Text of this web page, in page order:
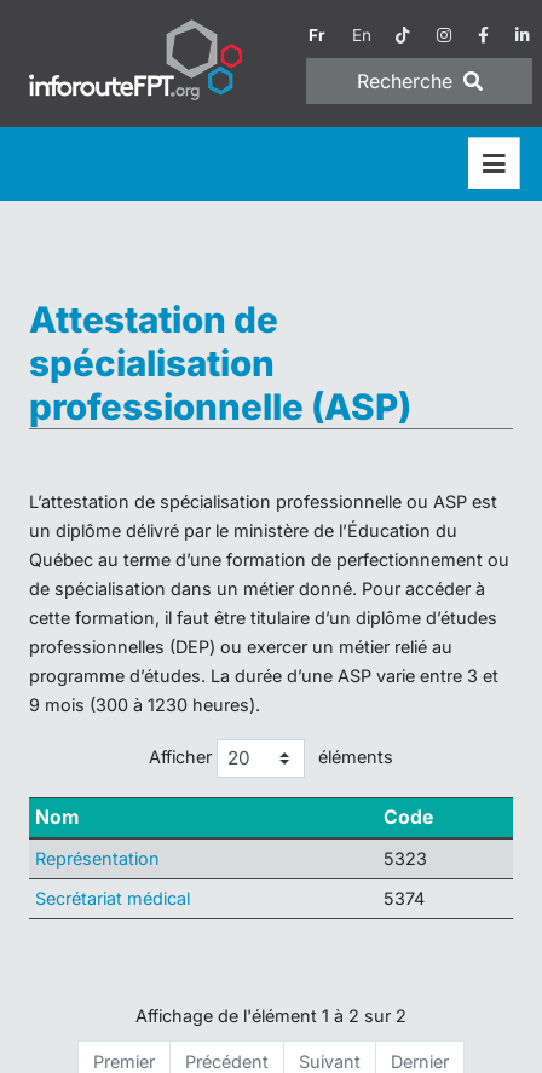
Fr En
Recherche
Attestation de
spécialisation
professionnelle (ASP)
L’attestation de spécialisation professionnelle ou ASP est
un diplôme délivré par le ministère de l’Éducation du
Québec au terme d’une formation de perfectionnement ou
de spécialisation dans un métier donné. Pour accéder à
cette formation, il faut être titulaire d’un diplôme d’études
professionnelles (DEP) ou exercer un métier relié au
programme d’études. La durée d’une ASP varie entre 3 et
9 mois (300 à 1230 heures).
Afficher éléments
Nom Code
Représentation
5323
Secrétariat médical
5374
Affichage de l'élément 1 à 2 sur 2
Premier Précédent Suivant Dernier